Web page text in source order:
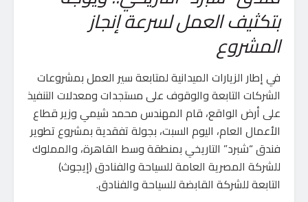
بتكثيف العمل لسرعة إنجاز
المشروع
في إطار الزيارات الميدانية لمتابعة سير العمل بمشروعات
الشركات التابعة والوقوف على مستجدات ومعدلات التنفيذ
على أرض الواقع، قام المهندس محمد شيمي وزير قطاع
الأعمال العام، اليوم السبت، بجولة تفقدية بمشروع تطوير
فندق “شبرد” التاريخي بمنطقة وسط القاهرة، والمملوك
للشركة المصرية العامة للسياحة والفنادق (إيجوث)
التابعة للشركة القابضة للسياحة والفنادق.